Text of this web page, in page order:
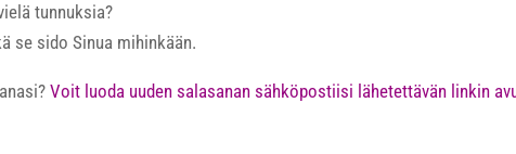
tunnuksia?
se sido Sinua mihinkään.
Voit luoda uuden salasanan sähköpostiisi lähetettävän linkin